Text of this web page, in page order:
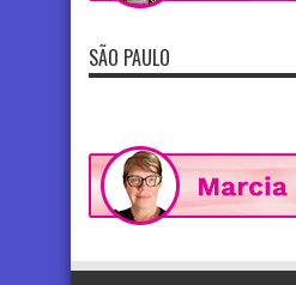
SÃO PAULO